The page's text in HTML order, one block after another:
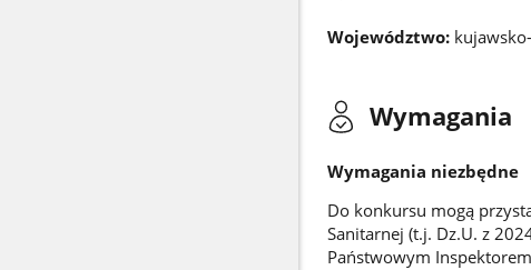
Województwo:
Wymagania
Wymagania niezbędne
Do konkursu mogą
Sanitarnej (t.j. Dz.U. z
Państwowym